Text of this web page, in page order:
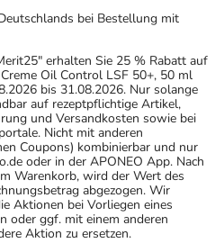
bei Bestellung mit
erhalten Sie 25 % Rabatt auf
Oil Control LSF 50+, 50 ml
bis 31.08.2026. Nur solange
auf rezeptpflichtige Artikel,
und Versandkosten sowie bei
Nicht mit anderen
Coupons) kombinierbar und nur
oder in der APONEO App. Nach
Warenkorb, wird der Wert des
abgezogen. Wir
Aktionen bei Vorliegen eines
oder ggf. mit einem anderen
Aktion zu ersetzen.